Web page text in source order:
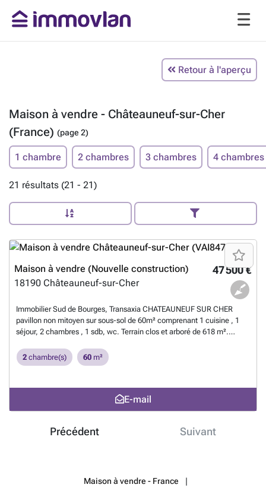
Retour à l'aperçu
Maison à vendre - Châteauneuf-sur-Cher
(France) (page 2)
1 chambre 2 chambres 3 chambres 4 chambres
21 résultats (21 - 21)
47 500 €
Maison à vendre (Nouvelle construction)
18190 Châteauneuf-sur-Cher
Immobilier Sud de Bourges, Transaxia CHATEAUNEUF SUR CHER
pavillon non mitoyen sur sous-sol de 60m² comprenant 1 cuisine , 1
séjour, 2 chambres , 1 sdb, wc. Terrain clos et arboré de 618 m².
SOUFFRIN ### Mme ESTIVALET ###
2 chambre(s) 60 m²
E-mail
Précédent Suivant
Maison à vendre - France